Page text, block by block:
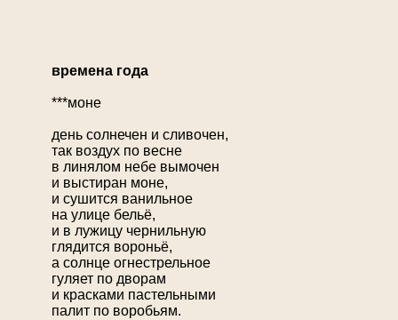
времена года
***моне
день солнечен и сливочен,
так воздух по весне
в линялом небе вымочен
и выстиран моне,
и сушится ванильное
на улице бельё,
и в лужицу чернильную
глядится ворoньё,
a солнце огнестрельное
гуляет по дворам
и красками пастельными
палит по воробьям.